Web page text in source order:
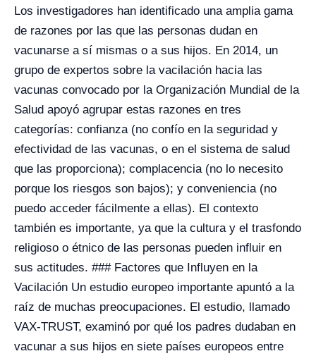
Los investigadores han identificado una amplia gama
de razones por las que las personas dudan en
vacunarse a sí mismas o a sus hijos. En 2014, un
grupo de expertos sobre la vacilación hacia las
vacunas convocado por la Organización Mundial de la
Salud apoyó agrupar estas razones en tres
categorías: confianza (no confío en la seguridad y
efectividad de las vacunas, o en el sistema de salud
que las proporciona); complacencia (no lo necesito
porque los riesgos son bajos); y conveniencia (no
puedo acceder fácilmente a ellas). El contexto
también es importante, ya que la cultura y el trasfondo
religioso o étnico de las personas pueden influir en
sus actitudes. ### Factores que Influyen en la
Vacilación Un estudio europeo importante apuntó a la
raíz de muchas preocupaciones. El estudio, llamado
VAX-TRUST, examinó por qué los padres dudaban en
vacunar a sus hijos en siete países europeos entre